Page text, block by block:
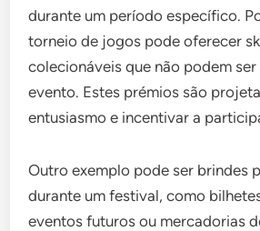
durante um período específico.
torneio de jogos pode oferecer
colecionáveis que não podem
evento. Estes prémios são
entusiasmo e incentivar a
Outro exemplo pode ser brindes
durante um festival, como
eventos futuros ou mercadorias